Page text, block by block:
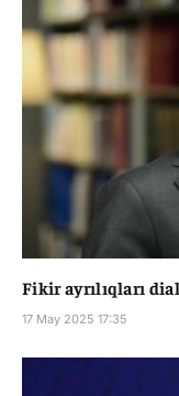
Fikir ayrılıqları
17 May 2025 17:35